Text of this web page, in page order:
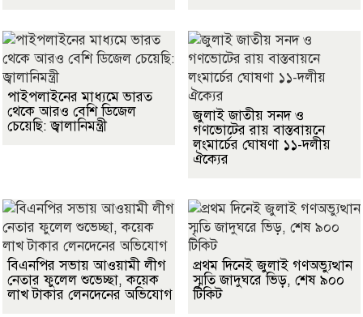
পাইপলাইনের মাধ্যমে ভারত
থেকে আরও বেশি ডিজেল
চেয়েছি: জ্বালানিমন্ত্রী
জুলাই জাতীয় সনদ ও
গণভোটের রায় বাস্তবায়নে
লংমার্চের ঘোষণা ১১-দলীয়
ঐক্যের
বিএনপির সভায় আওয়ামী লীগ
নেতার ফুলেল শুভেচ্ছা, কয়েক
লাখ টাকার লেনদেনের অভিযোগ
প্রথম দিনেই জুলাই গণঅভ্যুত্থান
স্মৃতি জাদুঘরে ভিড়, শেষ ৯০০
টিকিট